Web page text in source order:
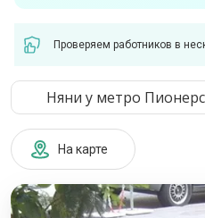
Проверяем работников в
Няни у метро
На карте